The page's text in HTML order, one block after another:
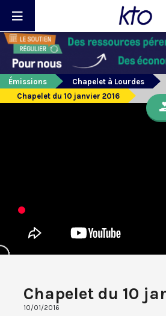
Émissions
Chapelet à Lourdes
Chapelet du 10 janvier 2016
Chapelet du 10
10/01/2016